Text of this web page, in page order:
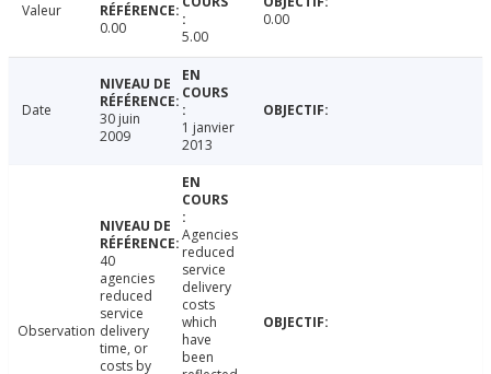
Valeur
0.00
5.00
0.00
Date
30 juin
2009
1 janvier
2013
Observation
40
agencies
reduced
service
delivery
time, or
costs by
Agencies
reduced
service
delivery
costs
which
have
been